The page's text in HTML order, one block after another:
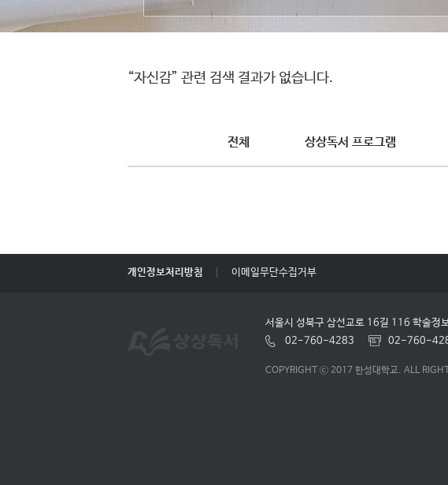
“자신감” 관련 검색 결과가 없습니다.
전체 상상독서 프로그램
개인정보처리방침 이메일무단수집거부
서울시 성북구 삼선교로 16길 116 학술정
02-760-4283
02-760-
COPYRIGHT ⓒ 2017 한성대학교. ALL